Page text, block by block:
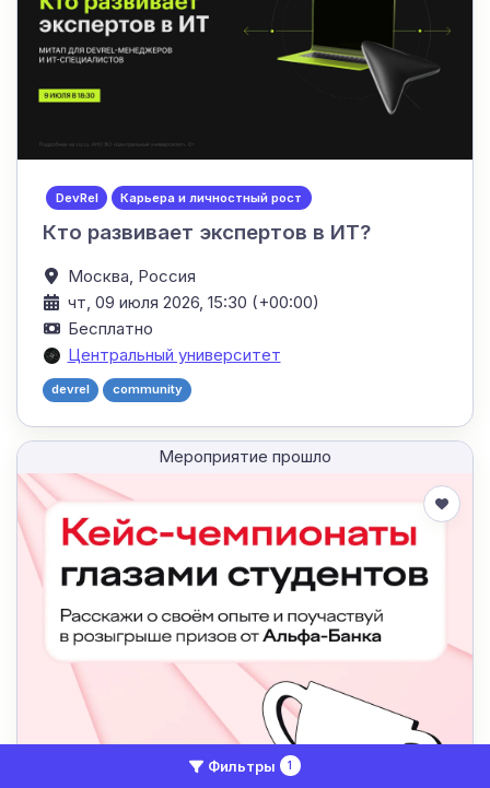
Фильтры 1
DevRel Карьера и личностный рост
Кто развивает экспертов в ИТ?
Москва, Россия
чт, 09 июля 2026, 15:30 (+00:00)
Бесплатно
Центральный университет
devrel community
Мероприятие прошло